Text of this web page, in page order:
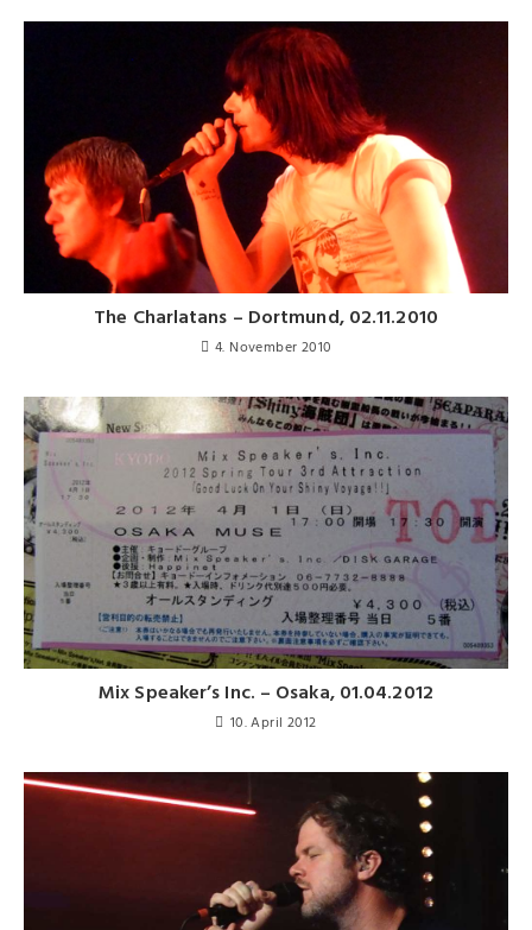
The Charlatans – Dortmund, 02.11.2010
4. November 2010
Mix Speaker’s Inc. – Osaka, 01.04.2012
10. April 2012